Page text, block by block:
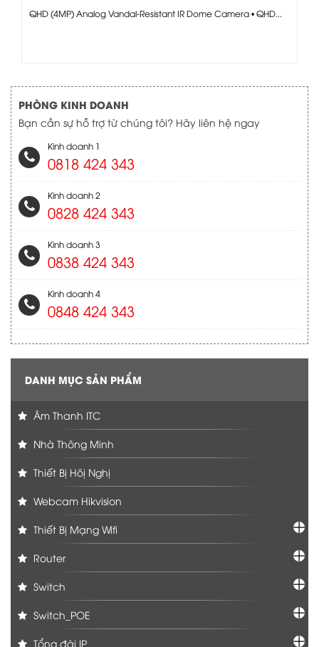
QHD (4MP) Analog Vandal-Resistant IR Dome Camera • QHD...
PHÒNG KINH DOANH
Bạn cần sự hỗ trợ từ chúng tôi? Hãy liên hệ ngay
Kinh doanh 1
0818 424 343
Kinh doanh 2
0828 424 343
Kinh doanh 3
0838 424 343
Kinh doanh 4
0848 424 343
DANH MỤC SẢN PHẨM
Âm Thanh ITC
Nhà Thông Minh
Thiết Bị Hôị Nghị
Webcam Hikvision
Thiết Bị Mạng Wifi
Router
Switch
Switch_POE
Tổng đài IP